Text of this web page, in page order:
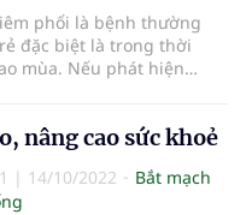
phổi là bệnh thường
đặc biệt là trong thời
mùa. Nếu phát hiện
dịch màng phổi, tràn khí
nâng cao sức khoẻ
| 14/10/2022
Bắt mạch